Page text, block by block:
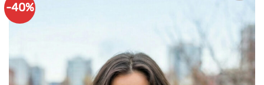
-40%
à mes
articles
favoris